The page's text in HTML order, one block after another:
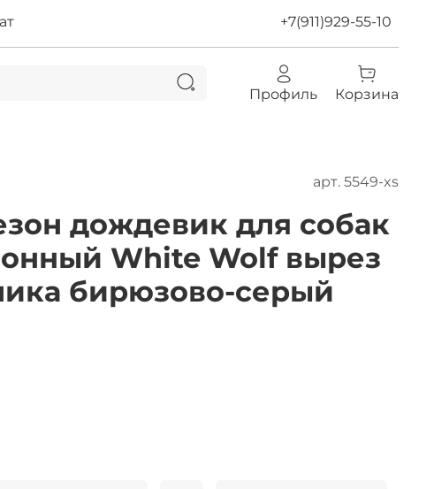
+7(911)929-55-10
Профиль Корзина
арт. 5549-xs
дождевик для собак
White Wolf вырез
бирюзово-серый